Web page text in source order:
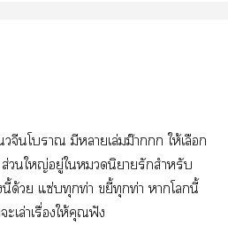
จีนโา มีาเล่มม๊าก ให้เลือก
ส่วนใหญ่อยู่ในิยายรักสำหรับ
ด้วย แซ่บทุกท่า ขยี้ทุกท่า าโนี้
เล่าเรื่องให้คุณฟัง